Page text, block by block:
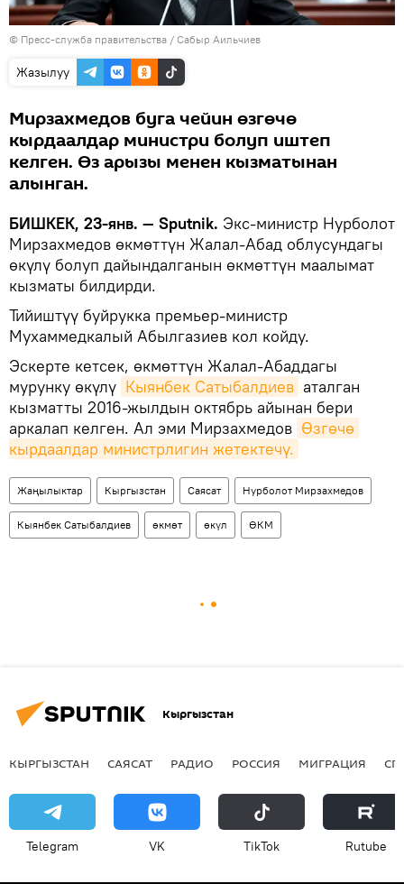
© Пресс-служба правительства / Сабыр Аильчиев
Жазылуу
Мирзахмедов буга чейин өзгөчө
кырдаалдар министри болуп иштеп
келген. Өз арызы менен кызматынан
алынган.
БИШКЕК, 23-янв. — Sputnik. Экс-министр Нурболот
Мирзахмедов өкмөттүн Жалал-Абад облусундагы
өкүлү болуп дайындалганын өкмөттүн маалымат
кызматы билдирди.
Тийиштүү буйрукка премьер-министр
Мухаммедкалый Абылгазиев кол койду.
Эскерте кетсек, өкмөттүн Жалал-Абаддагы
мурунку өкүлү Кыянбек Сатыбалдиев аталган
кызматты 2016-жылдын октябрь айынан бери
аркалап келген. Ал эми Мирзахмедов Өзгөчө
кырдаалдар министрлигин жетектечү.
Жаңылыктар Кыргызстан Саясат Нурболот Мирзахмедов
Кыянбек Сатыбалдиев өкмөт өкүл ӨКМ
Кыргызстан
КЫРГЫЗСТАН САЯСАТ РАДИО РОССИЯ МИГРАЦИЯ
Telegram VK ТikТоk Rutube